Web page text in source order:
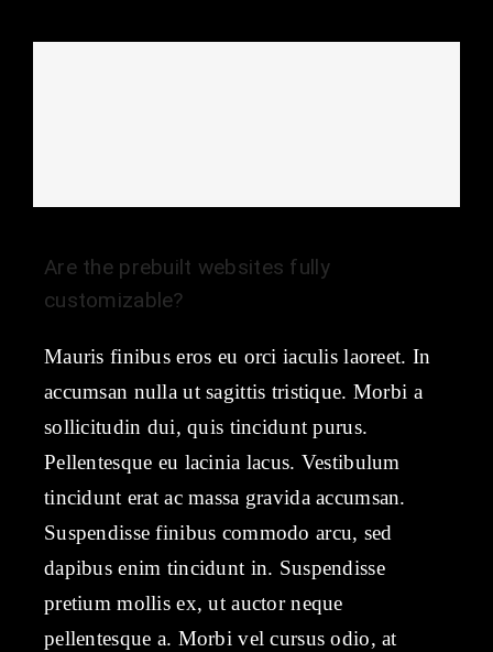
Are the prebuilt websites fully
customizable?
Mauris finibus eros eu orci iaculis laoreet. In
accumsan nulla ut sagittis tristique. Morbi a
sollicitudin dui, quis tincidunt purus.
Pellentesque eu lacinia lacus. Vestibulum
tincidunt erat ac massa gravida accumsan.
Suspendisse finibus commodo arcu, sed
dapibus enim tincidunt in. Suspendisse
pretium mollis ex, ut auctor neque
pellentesque a. Morbi vel cursus odio, at